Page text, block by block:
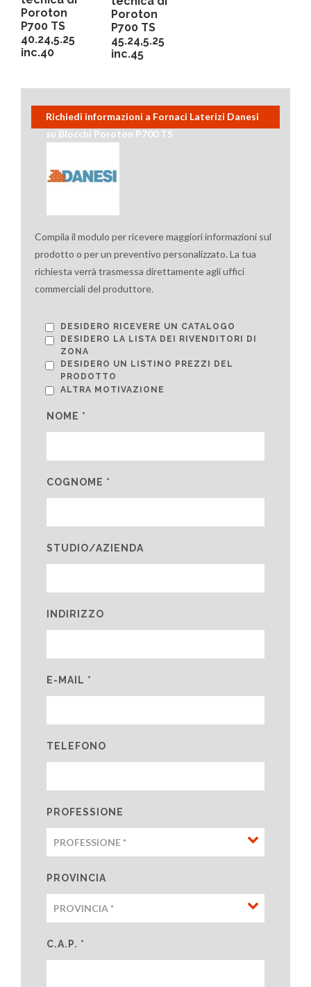
Poroton
P700 TS
40.24,5.25
inc.40
Poroton
P700 TS
45.24,5.25
inc.45
Richiedi informazioni a Fornaci Laterizi Danesi
su Blocchi Poroton P700 TS
Compila il modulo per ricevere maggiori informazioni sul
prodotto o per un preventivo personalizzato. La tua
richiesta verrà trasmessa direttamente agli uffici
commerciali del produttore.
DESIDERO RICEVERE UN CATALOGO
DESIDERO LA LISTA DEI RIVENDITORI DI
ZONA
DESIDERO UN LISTINO PREZZI DEL
PRODOTTO
ALTRA MOTIVAZIONE
NOME *
COGNOME *
STUDIO/AZIENDA
INDIRIZZO
E-MAIL *
TELEFONO
PROFESSIONE
PROVINCIA
C.A.P. *